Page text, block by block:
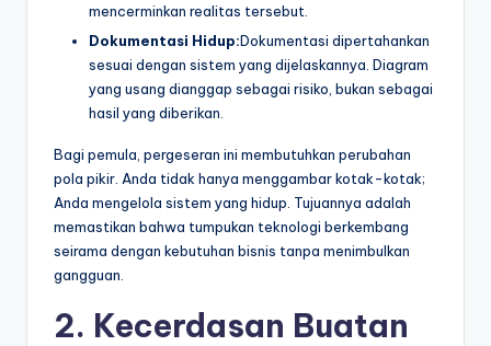
mencerminkan realitas tersebut.
Dokumentasi Hidup:Dokumentasi dipertahankan
sesuai dengan sistem yang dijelaskannya. Diagram
yang usang dianggap sebagai risiko, bukan sebagai
hasil yang diberikan.
Bagi pemula, pergeseran ini membutuhkan perubahan
pola pikir. Anda tidak hanya menggambar kotak-kotak;
Anda mengelola sistem yang hidup. Tujuannya adalah
memastikan bahwa tumpukan teknologi berkembang
seirama dengan kebutuhan bisnis tanpa menimbulkan
gangguan.
2. Kecerdasan Buatan